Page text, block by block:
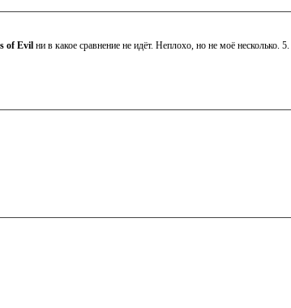
of Evil ни в какое сравнение не идёт. Неплохо, но не моё несколько. 5.